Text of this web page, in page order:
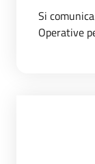
Si
Operative